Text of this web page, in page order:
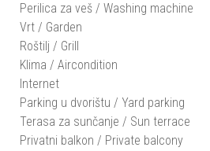
Perilica za veš / Washing machine
Vrt / Garden
Roštilj / Grill
Klima / Aircondition
Internet
Parking u dvorištu / Yard parking
Terasa za sunčanje / Sun terrace
Privatni balkon / Private balcony